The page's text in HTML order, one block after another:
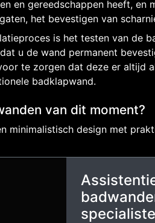
en gereedschappen heeft,
het bevestigen van
is het testen van
u de wand permanent
te zorgen dat deze er altijd
badklapwand.
van dit moment?
minimalistisch design met